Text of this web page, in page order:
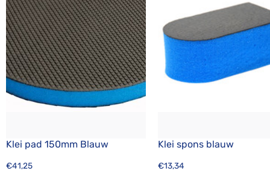
Klei pad 150mm Blauw
€41,25
Klei spons blauw
€13,34